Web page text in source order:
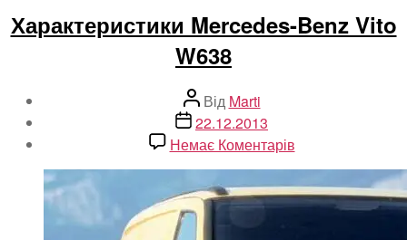
Характеристики Mercedes-Benz Vito
W638
Автор
запису
Від Marti
Дата
запису
22.12.2013
Немає Коментарівдо
Mercedes-
Benz